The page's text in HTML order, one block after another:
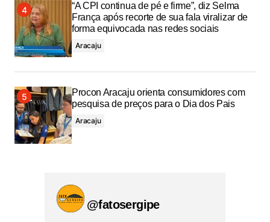
“A CPI continua de pé e firme”, diz Selma
França após recorte de sua fala viralizar de
forma equivocada nas redes sociais
Aracaju
Procon Aracaju orienta consumidores com
pesquisa de preços para o Dia dos Pais
Aracaju
@fatosergipe